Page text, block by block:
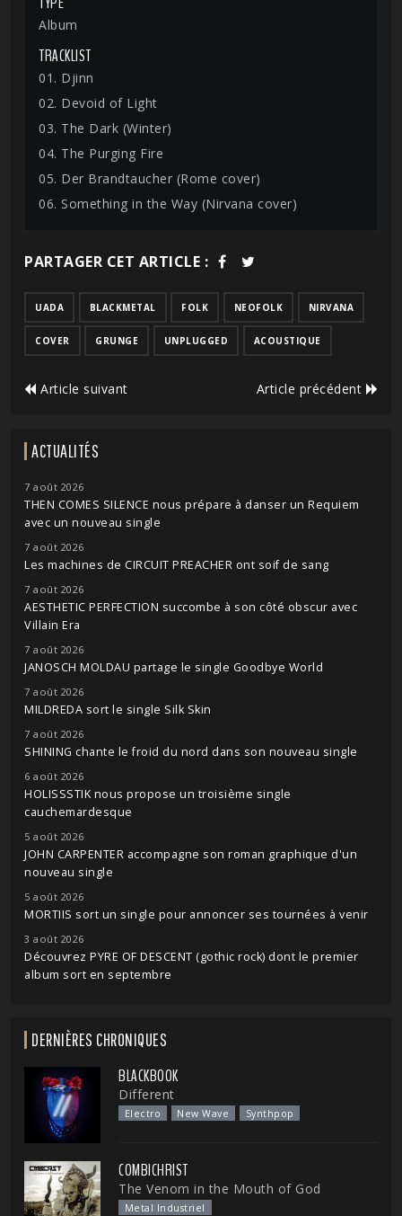
Album
TRACKLIST
01. Djinn
02. Devoid of Light
03. The Dark (Winter)
04. The Purging Fire
05. Der Brandtaucher (Rome cover)
06. Something in the Way (Nirvana cover)
PARTAGER CET ARTICLE :
UADA BLACKMETAL FOLK NEOFOLK NIRVANA
COVER GRUNGE UNPLUGGED ACOUSTIQUE
Article suivant Article précédent
ACTUALITÉS
7 août 2026
THEN COMES SILENCE nous prépare à danser un Requiem
avec un nouveau single
7 août 2026
Les machines de CIRCUIT PREACHER ont soif de sang
7 août 2026
AESTHETIC PERFECTION succombe à son côté obscur avec
Villain Era
7 août 2026
JANOSCH MOLDAU partage le single Goodbye World
7 août 2026
MILDREDA sort le single Silk Skin
7 août 2026
SHINING chante le froid du nord dans son nouveau single
6 août 2026
HOLISSSTIK nous propose un troisième single
cauchemardesque
5 août 2026
JOHN CARPENTER accompagne son roman graphique d'un
nouveau single
5 août 2026
MORTIIS sort un single pour annoncer ses tournées à venir
3 août 2026
Découvrez PYRE OF DESCENT (gothic rock) dont le premier
album sort en septembre
DERNIÈRES CHRONIQUES
BLACKBOOK
Different
Electro New Wave Synthpop
COMBICHRIST
The Venom in the Mouth of God
Metal Industriel